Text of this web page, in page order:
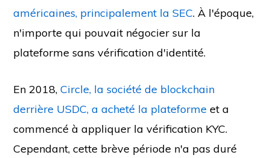
américaines, principalement la SEC. À l'époque,
n'importe qui pouvait négocier sur la
plateforme sans vérification d'identité.
En 2018,Circle, la société de blockchain
derrière USDC, a acheté la plateforme et a
commencé à appliquer la vérification KYC.
Cependant, cette brève période n'a pas duré